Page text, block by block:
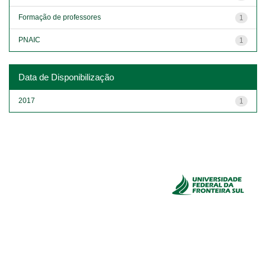
1
Formação de professores
1
PNAIC
Data de Disponibilização
1
2017